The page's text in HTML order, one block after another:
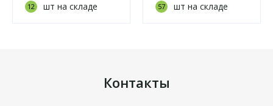
12 шт на складе 57 шт на складе
Контакты